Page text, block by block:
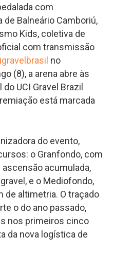
com
de Balneário Camboriú,
Kids, coletiva de
com transmissão
no
(8), a arena abre às
UCI Gravel Brazil
está marcada
do evento,
o Granfondo, com
acumulada,
e o Mediofondo,
de altimetria. O traçado
o do ano passado,
nos primeiros cinco
da nova logística de